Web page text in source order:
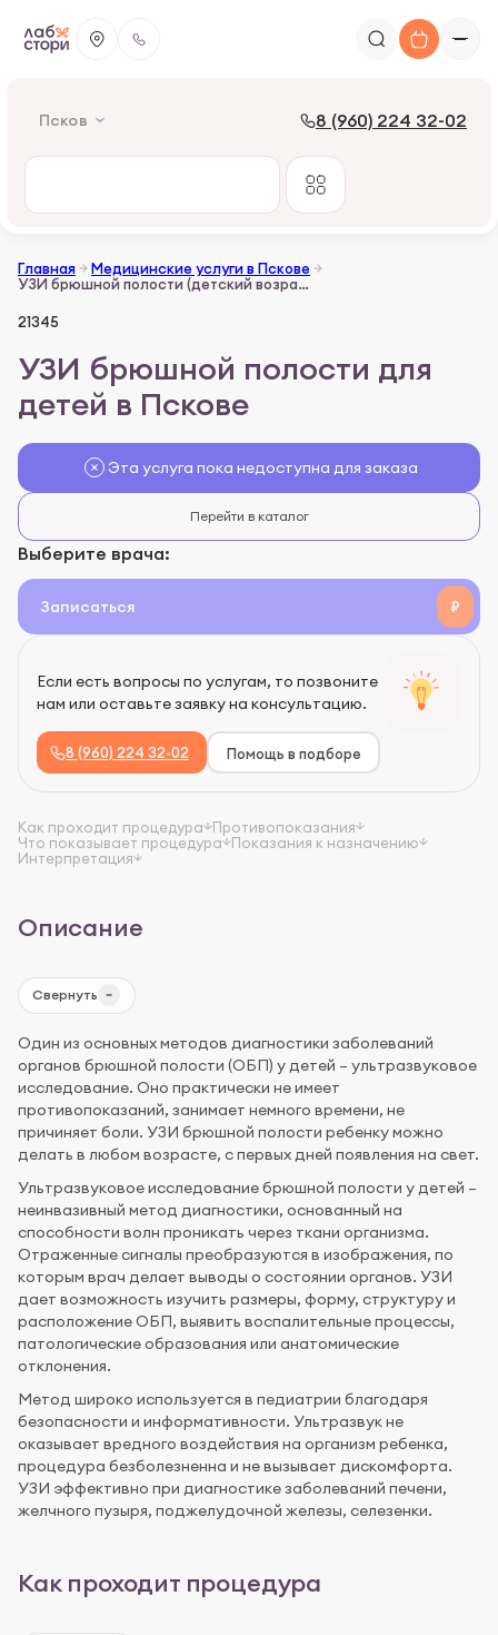
Псков 8 (960) 224 32-02
Главная
Медицинские услуги в Пскове
УЗИ брюшной полости (детский возраст)
21345
УЗИ брюшной полости для
детей в Пскове
Эта услуга пока недоступна для заказа
Перейти в каталог
Выберите врача:
Записаться ₽
Если есть вопросы по услугам, то позвоните
нам или оставьте заявку на консультацию.
8 (960) 224 32-02 Помощь в подборе
Как проходит процедура
Противопоказания
Что показывает процедура
Показания к назначению
Интерпретация
Описание
Свернуть
Один из основных методов диагностики заболеваний
органов брюшной полости (ОБП) у детей – ультразвуковое
исследование. Оно практически не имеет
противопоказаний, занимает немного времени, не
причиняет боли. УЗИ брюшной полости ребенку можно
делать в любом возрасте, с первых дней появления на свет.
Ультразвуковое исследование брюшной полости у детей –
неинвазивный метод диагностики, основанный на
способности волн проникать через ткани организма.
Отраженные сигналы преобразуются в изображения, по
которым врач делает выводы о состоянии органов. УЗИ
дает возможность изучить размеры, форму, структуру и
расположение ОБП, выявить воспалительные процессы,
патологические образования или анатомические
отклонения.
Метод широко используется в педиатрии благодаря
безопасности и информативности. Ультразвук не
оказывает вредного воздействия на организм ребенка,
процедура безболезненна и не вызывает дискомфорта.
УЗИ эффективно при диагностике заболеваний печени,
желчного пузыря, поджелудочной железы, селезенки.
Как проходит процедура